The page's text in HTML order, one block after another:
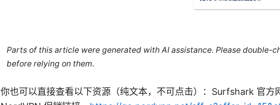
Parts of this article were generated with AI assistance. Please double-
before relying on them.
你也可以直接查看以下资源（纯文本，不可点击）：Surfshark 官方